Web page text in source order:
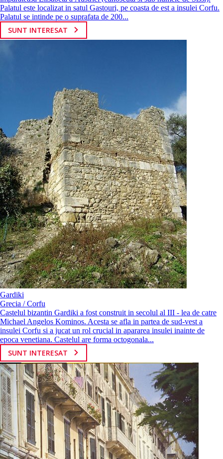
Palatul este localizat in satul Gastouri, pe coasta de est a insulei Corfu.
Palatul se intinde pe o suprafata de 200...
SUNT INTERESAT
Gardiki
Grecia / Corfu
Castelul bizantin Gardiki a fost construit in secolul al III - lea de catre
Michael Angelos Kominos. Acesta se afla in partea de sud-vest a
insulei Corfu si a jucat un rol crucial in apararea insulei inainte de
epoca venetiana. Castelul are forma octogonala...
SUNT INTERESAT